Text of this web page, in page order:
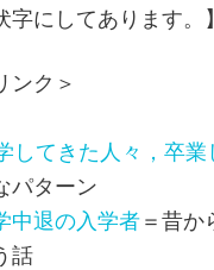
字にしてあります。】
ンク＞
してきた人々，卒業
パターン
中退の入学者＝昔
話